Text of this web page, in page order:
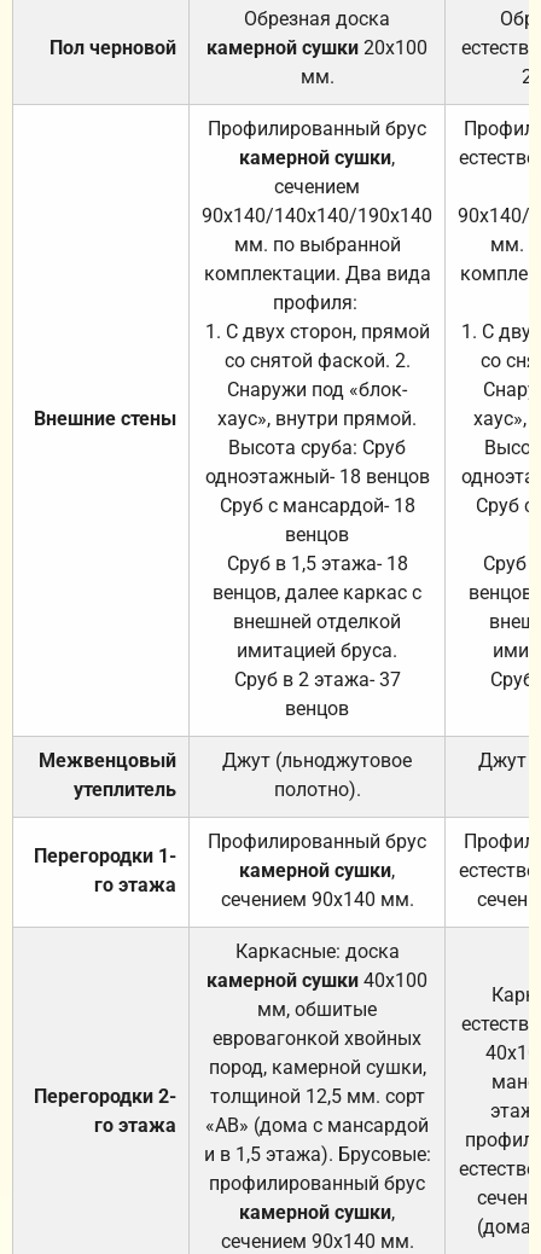
Пол черновой
Обрезная доска
камерной сушки 20х100
мм.
Внешние стены
Профилированный брус
камерной сушки,
сечением
90х140/140х140/190х140
мм. по выбранной
комплектации. Два вида
профиля:
1. С двух сторон, прямой
со снятой фаской. 2.
Снаружи под «блок-
хаус», внутри прямой.
Высота сруба: Сруб
одноэтажный- 18 венцов
Сруб с мансардой- 18
венцов
Сруб в 1,5 этажа- 18
венцов, далее каркас с
внешней отделкой
имитацией бруса.
Сруб в 2 этажа- 37
венцов
90х140/
мм.
1. С
со
хаус»,
Сруб с
Сруб
Сруб
Межвенцовый
утеплитель
Джут (льноджутовое
полотно).
Джут
Перегородки 1-
го этажа
Профилированный брус
камерной сушки,
сечением 90х140 мм.
Перегородки 2-
го этажа
Каркасные: доска
камерной сушки 40х100
мм, обшитые
евровагонкой хвойных
пород, камерной сушки,
толщиной 12,5 мм. сорт
«АВ» (дома с мансардой
и в 1,5 этажа). Брусовые:
профилированный брус
камерной сушки,
сечением 90х140 мм.
(дома